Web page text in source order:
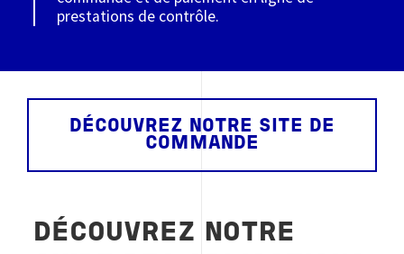
prestations de contrôle.
DÉCOUVREZ NOTRE SITE DE
COMMANDE
DÉCOUVREZ NOTRE